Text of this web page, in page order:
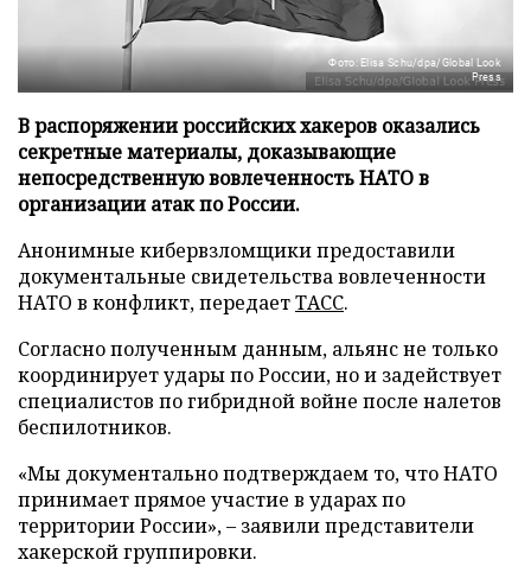
Фото: Elisa Schu/dpa/Global Look
Press
В распоряжении российских хакеров оказались
секретные материалы, доказывающие
непосредственную вовлеченность НАТО в
организации атак по России.
Анонимные кибервзломщики предоставили
документальные свидетельства вовлеченности
НАТО в конфликт, передаетТАСС.
Согласно полученным данным, альянс не только
координирует удары по России, но и задействует
специалистов по гибридной войне после налетов
беспилотников.
«Мы документально подтверждаем то, что НАТО
принимает прямое участие в ударах по
территории России», – заявили представители
хакерской группировки.